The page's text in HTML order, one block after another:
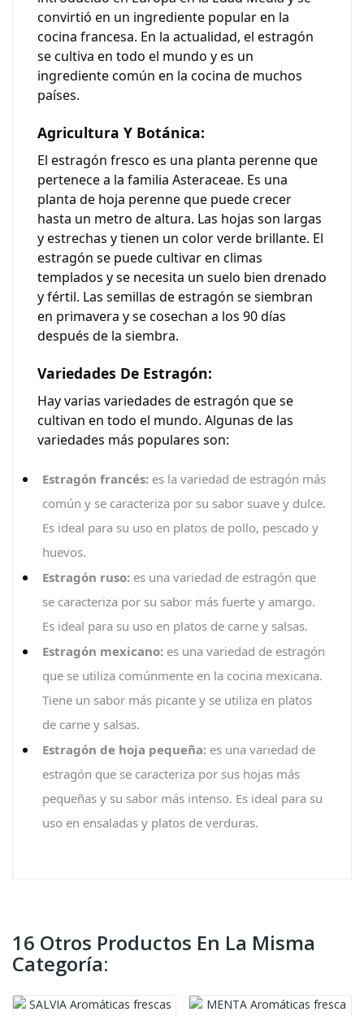
convirtió en un ingrediente popular en la
cocina francesa. En la actualidad, el estragón
se cultiva en todo el mundo y es un
ingrediente común en la cocina de muchos
países.
Agricultura Y Botánica:
El estragón fresco es una planta perenne que
pertenece a la familia Asteraceae. Es una
planta de hoja perenne que puede crecer
hasta un metro de altura. Las hojas son largas
y estrechas y tienen un color verde brillante. El
estragón se puede cultivar en climas
templados y se necesita un suelo bien drenado
y fértil. Las semillas de estragón se siembran
en primavera y se cosechan a los 90 días
después de la siembra.
Variedades De Estragón:
Hay varias variedades de estragón que se
cultivan en todo el mundo. Algunas de las
variedades más populares son:
Estragón francés: es la variedad de estragón más
común y se caracteriza por su sabor suave y dulce.
Es ideal para su uso en platos de pollo, pescado y
huevos.
Estragón ruso: es una variedad de estragón que
se caracteriza por su sabor más fuerte y amargo.
Es ideal para su uso en platos de carne y salsas.
Estragón mexicano: es una variedad de estragón
que se utiliza comúnmente en la cocina mexicana.
Tiene un sabor más picante y se utiliza en platos
de carne y salsas.
Estragón de hoja pequeña: es una variedad de
estragón que se caracteriza por sus hojas más
pequeñas y su sabor más intenso. Es ideal para su
uso en ensaladas y platos de verduras.
16 Otros Productos En La Misma
Categoría: